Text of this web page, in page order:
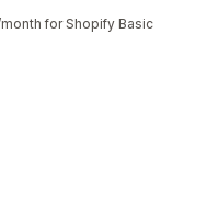
された投稿
絞り込み
for Shopify Basic